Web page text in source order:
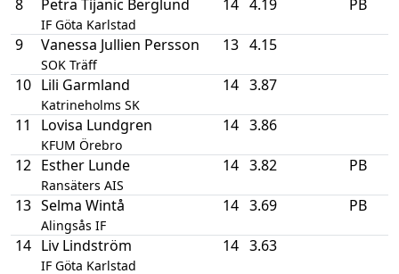
8 Petra Tijanic Berglund
IF Göta Karlstad
14 4.19 PB
9 Vanessa Jullien Persson
SOK Träff
13 4.15
10 Lili Garmland
Katrineholms SK
14 3.87
11 Lovisa Lundgren
KFUM Örebro
14 3.86
12 Esther Lunde
Ransäters AIS
14 3.82 PB
13 Selma Wintå
Alingsås IF
14 3.69 PB
14 Liv Lindström
IF Göta Karlstad
14 3.63